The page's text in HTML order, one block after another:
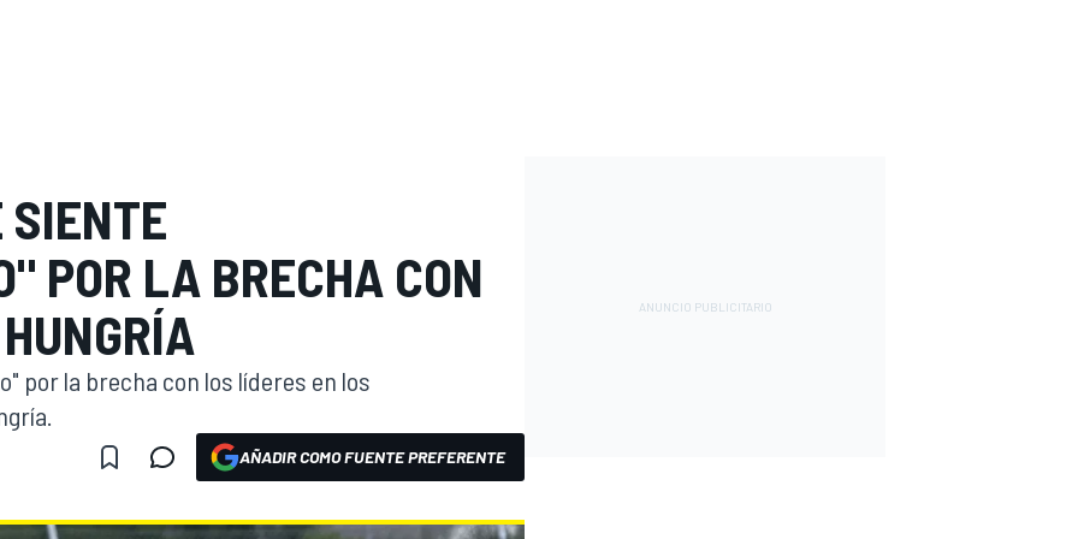
SIENTE
POR LA BRECHA CON
por la brecha con los líderes en los
AÑADIR COMO FUENTE PREFERENTE